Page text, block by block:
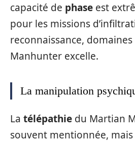
capacité de phase est
pour les missions
reconnaissance,
Manhunter excelle.
La manipulation
La télépathie du Martian
souvent mentionnée,